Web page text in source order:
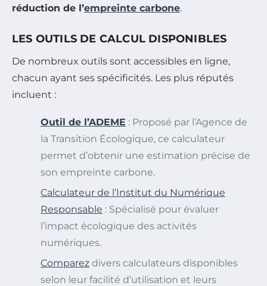
réduction de l’empreinte carbone.
LES OUTILS DE CALCUL DISPONIBLES
De nombreux outils sont accessibles en ligne,
chacun ayant ses spécificités. Les plus réputés
incluent :
Outil de l’ADEME : Proposé par l’Agence de
la Transition Écologique, ce calculateur
permet d’obtenir une estimation précise de
son empreinte carbone.
Calculateur de l’Institut du Numérique
Responsable : Spécialisé pour évaluer
l’impact écologique des activités
numériques.
Comparez divers calculateurs disponibles
selon leur facilité d’utilisation et leurs